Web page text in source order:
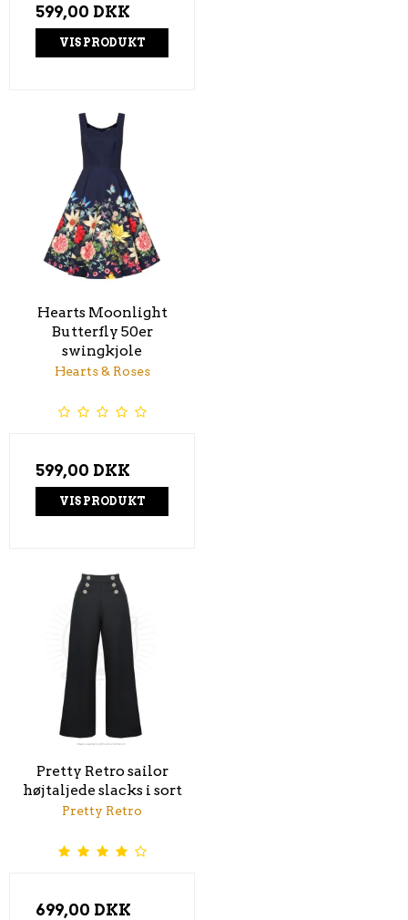
599,00 DKK
VIS PRODUKT
Hearts Moonlight
Butterfly 50er
swingkjole
Hearts & Roses
599,00 DKK
VIS PRODUKT
Pretty Retro sailor
højtaljede slacks i sort
Pretty Retro
699,00 DKK